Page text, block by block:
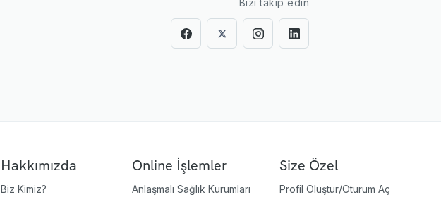
Bizi takip edin
Hakkımızda
Biz Kimiz?
Online İşlemler
Anlaşmalı Sağlık Kurumları
Size Özel
Profil Oluştur/Oturum Aç